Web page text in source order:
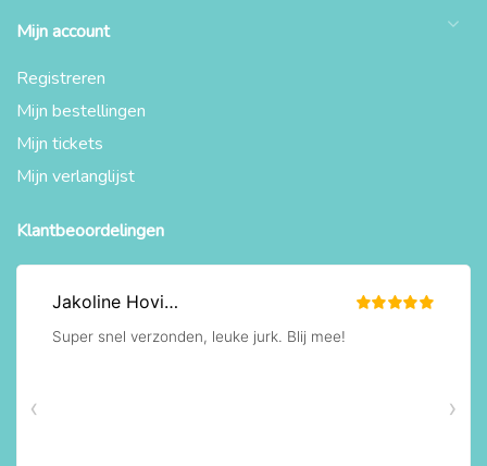
Mijn account
Registreren
Mijn bestellingen
Mijn tickets
Mijn verlanglijst
Klantbeoordelingen